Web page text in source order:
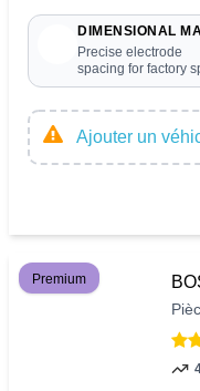
DIMENSIONAL
Precise electrode
spacing for factory
Ajouter un
Premium